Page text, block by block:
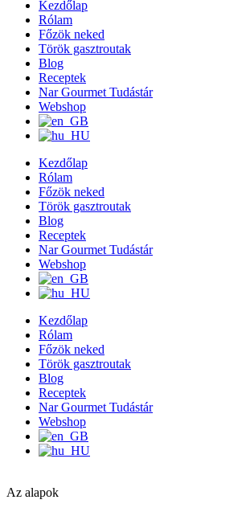
Kezdőlap
Rólam
Főzök neked
Török gasztroutak
Blog
Receptek
Nar Gourmet Tudástár
Webshop
Kezdőlap
Rólam
Főzök neked
Török gasztroutak
Blog
Receptek
Nar Gourmet Tudástár
Webshop
Kezdőlap
Rólam
Főzök neked
Török gasztroutak
Blog
Receptek
Nar Gourmet Tudástár
Webshop
Az alapok